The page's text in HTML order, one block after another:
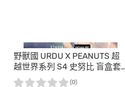
野獸國 URDU X PEANUTS 超
越世界系列 S4 史努比 盲盒套
組 (6入)
(0)